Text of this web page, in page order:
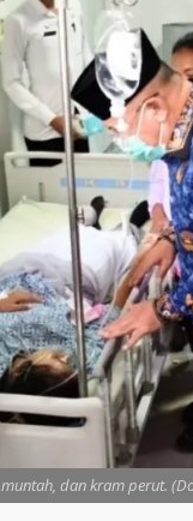
dan kram perut.